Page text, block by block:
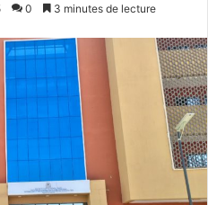
0 3 minutes de lecture